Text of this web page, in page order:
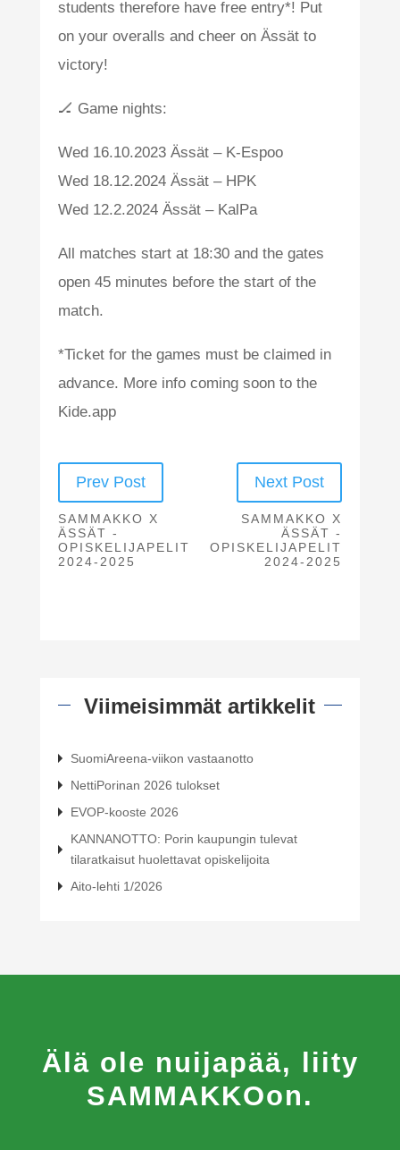
students therefore have free entry*! Put
on your overalls and cheer on Ässät to
victory!
🏒 Game nights:
Wed 16.10.2023 Ässät – K-Espoo
Wed 18.12.2024 Ässät – HPK
Wed 12.2.2024 Ässät – KalPa
All matches start at 18:30 and the gates
open 45 minutes before the start of the
match.
*Ticket for the games must be claimed in
advance. More info coming soon to the
Kide.app
Prev Post
SAMMAKKO X
ÄSSÄT -
OPISKELIJAPELIT
2024-2025
Next Post
SAMMAKKO X
ÄSSÄT -
OPISKELIJAPELIT
2024-2025
Viimeisimmät artikkelit
SuomiAreena-viikon vastaanotto
NettiPorinan 2026 tulokset
EVOP-kooste 2026
KANNANOTTO: Porin kaupungin tulevat
tilaratkaisut huolettavat opiskelijoita
Aito-lehti 1/2026
Älä ole nuijapää, liity
SAMMAKKOon.